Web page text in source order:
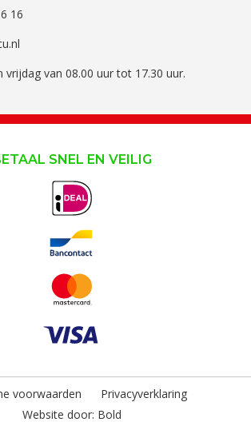
16
vrijdag van 08.00 uur tot 17.30 uur.
SNEL EN VEILIG
voorwaarden
Privacyverklaring
Website door: Bold